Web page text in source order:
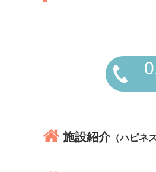
施設紹介（ハピネ